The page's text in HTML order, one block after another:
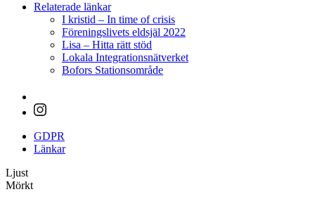
Relaterade länkar
I kristid – In time of crisis
Föreningslivets eldsjäl 2022
Lisa – Hitta rätt stöd
Lokala Integrationsnätverket
Bofors Stationsområde
GDPR
Länkar
Ljust
Mörkt